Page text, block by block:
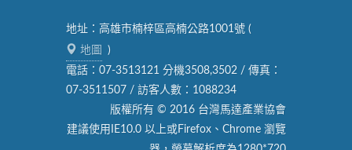
地址：高雄市楠梓區高楠公路1001號 (
地圖
)
電話：07-3513121 分機3508,3502 / 傳真：
07-3511507 / 訪客人數：1088234
版權所有 © 2016 台灣馬達產業協會
建議使用IE10.0 以上或Firefox、Chrome 瀏覽